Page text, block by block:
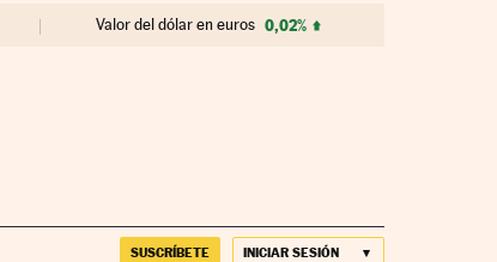
Valor del dólar en euros 0,02%
SUSCRÍBETE INICIAR SESIÓN